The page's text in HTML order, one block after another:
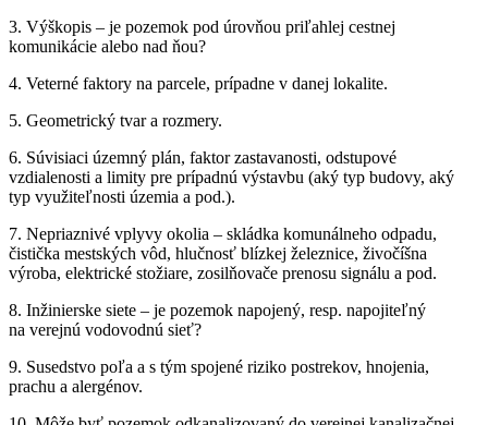
3. Výškopis – je pozemok pod úrovňou priľahlej cestnej
komunikácie alebo nad ňou?
4. Veterné faktory na parcele, prípadne v danej lokalite.
5. Geometrický tvar a rozmery.
6. Súvisiaci územný plán, faktor zastavanosti, odstupové
vzdialenosti a limity pre prípadnú výstavbu (aký typ budovy, aký
typ využiteľnosti územia a pod.).
7. Nepriaznivé vplyvy okolia – skládka komunálneho odpadu,
čistička mestských vôd, hlučnosť blízkej železnice, živočíšna
výroba, elektrické stožiare, zosilňovače prenosu signálu a pod.
8. Inžinierske siete – je pozemok napojený, resp. napojiteľný
na verejnú vodovodnú sieť?
9. Susedstvo poľa a s tým spojené riziko postrekov, hnojenia,
prachu a alergénov.